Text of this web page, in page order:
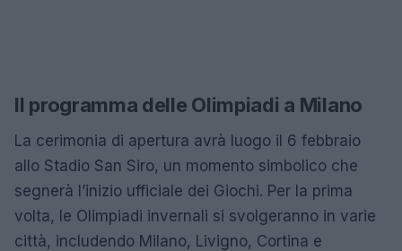
Il programma delle Olimpiadi a Milano
La cerimonia di apertura avrà luogo il 6 febbraio
allo Stadio San Siro, un momento simbolico che
segnerà l’inizio ufficiale dei Giochi. Per la prima
volta, le Olimpiadi invernali si svolgeranno in varie
città, includendo Milano, Livigno, Cortina e